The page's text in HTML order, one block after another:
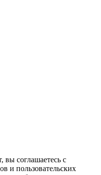
вы соглашаетесь с
и пользовательских